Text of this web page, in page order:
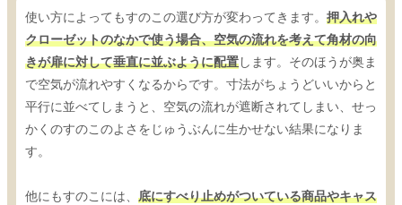
使い方によってもすのこの選び方が変わってきます。 押入れや
クローゼットのなかで使う場合、空気の流れを考えて角材の向
きが扉に対して垂直に並ぶように配置します。そのほうが奥ま
で空気が流れやすくなるからです。寸法がちょうどいいからと
平行に並べてしまうと、空気の流れが遮断されてしまい、せっ
かくのすのこのよさをじゅうぶんに生かせない結果になりま
す。
他にもすのこには、 底にすべり止めがついている商品やキャス